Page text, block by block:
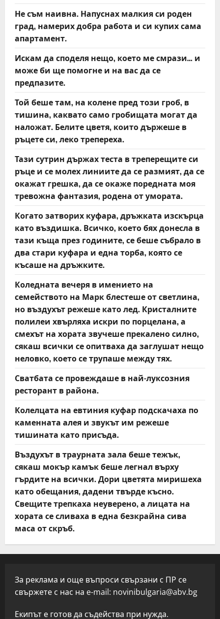
Не съм наивна. Напуснах малкия си роден
град, намерих добра работа и си купих сама
апартамент.
Искам да споделя нещо, което ме смрази… и
може би ще помогне и на вас да се
предпазите.
Той беше там, на колене пред този гроб, в
тишина, каквато само гробищата могат да
наложат. Белите цветя, които държеше в
ръцете си, леко трепереха.
Тази сутрин държах теста в треперещите си
ръце и се молех линиите да се размият, да се
окажат грешка, да се окаже поредната моя
тревожна фантазия, родена от умората.
Когато затворих куфара, дръжката изскърца
като въздишка. Всичко, което бях донесла в
тази къща през годините, се беше събрало в
два стари куфара и една торба, която се
късаше на дръжките.
Коледната вечеря в имението на
семейството на Марк блестеше от светлина,
но въздухът режеше като лед. Кристалните
полилеи хвърляха искри по порцелана, а
смехът на хората звучеше прекалено силно,
сякаш всички се опитваха да заглушат нещо
неловко, което се трупаше между тях.
Сватбата се провеждаше в най-луксозния
ресторант в района.
Колелцата на евтиния куфар подскачаха по
каменната алея и звукът им режеше
тишината като присъда.
Въздухът в траурната зала беше тежък,
сякаш мокър камък беше легнал върху
гърдите на всички. Дори цветята миришеха
като обещания, дадени твърде късно.
Свещите трепкаха неуверено, а лицата на
хората се сливаха в една безкрайна сива
маса от скръб.
За реклама и още въпроси свързани с ПР се
свържете с нас на e-mail: novinibulgaria@abv.bg
Екипът е готов да съдейства при нужда.